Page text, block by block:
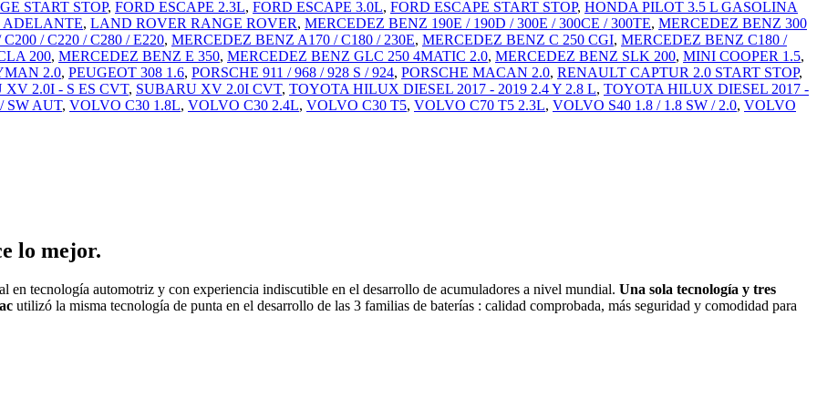
START STOP, FORD ESCAPE 2.3L, FORD ESCAPE 3.0L, FORD ESCAPE START STOP, HONDA PILOT 3.5 L GASOLINA
ADELANTE, LAND ROVER RANGE ROVER, MERCEDEZ BENZ 190E / 190D / 300E / 300CE / 300TE, MERCEDEZ BENZ 300
/ C220 / C280 / E220, MERCEDEZ BENZ A170 / C180 / 230E, MERCEDEZ BENZ C 250 CGI, MERCEDEZ BENZ C180 /
200, MERCEDEZ BENZ E 350, MERCEDEZ BENZ GLC 250 4MATIC 2.0, MERCEDEZ BENZ SLK 200, MINI COOPER 1.5,
2.0, PEUGEOT 308 1.6, PORSCHE 911 / 968 / 928 S / 924, PORSCHE MACAN 2.0, RENAULT CAPTUR 2.0 START STOP,
XV 2.0I - S ES CVT, SUBARU XV 2.0I CVT, TOYOTA HILUX DIESEL 2017 - 2019 2.4 Y 2.8 L, TOYOTA HILUX DIESEL 2017 -
SW AUT, VOLVO C30 1.8L, VOLVO C30 2.4L, VOLVO C30 T5, VOLVO C70 T5 2.3L, VOLVO S40 1.8 / 1.8 SW / 2.0, VOLVO
lo mejor.
tecnología automotriz y con experiencia indiscutible en el desarrollo de acumuladores a nivel mundial. Una sola tecnología y tres
utilizó la misma tecnología de punta en el desarrollo de las 3 familias de baterías : calidad comprobada, más seguridad y comodidad para